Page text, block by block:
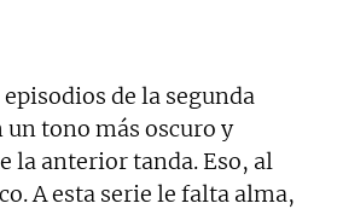
de la segunda
tono más oscuro y
la anterior tanda. Eso, al
A esta serie le falta alma,